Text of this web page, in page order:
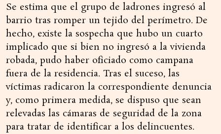
Se estima que el grupo de ladrones ingresó al
barrio tras romper un tejido del perímetro. De
hecho, existe la sospecha que hubo un cuarto
implicado que si bien no ingresó a la vivienda
robada, pudo haber oficiado como campana
fuera de la residencia. Tras el suceso, las
víctimas radicaron la correspondiente denuncia
y, como primera medida, se dispuso que sean
relevadas las cámaras de seguridad de la zona
para tratar de identificar a los delincuentes.